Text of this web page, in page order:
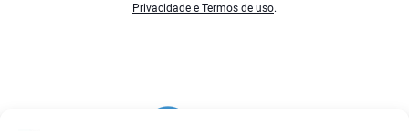
Privacidade e Termos de uso.